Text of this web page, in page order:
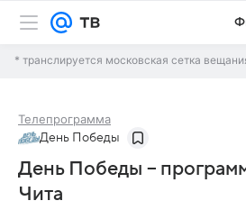
* транслируется московская сетка
Телепрограмма
День Победы
День Победы –
Чита